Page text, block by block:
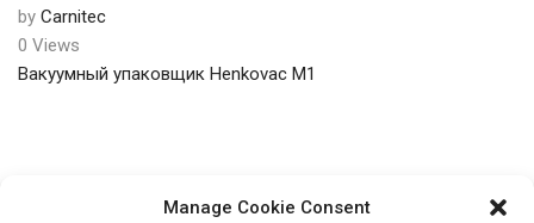
Manage Cookie Consent
by Carnitec
0 Views
Вакуумный упаковщик Henkovac M1